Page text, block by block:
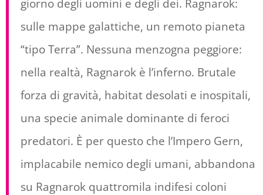
giorno degli uomini e degli dei. Ragnarok:
sulle mappe galattiche, un remoto pianeta
“tipo Terra”. Nessuna menzogna peggiore:
nella realtà, Ragnarok è l’inferno. Brutale
forza di gravità, habitat desolati e inospitali,
una specie animale dominante di feroci
predatori. È per questo che l’Impero Gern,
implacabile nemico degli umani, abbandona
su Ragnarok quattromila indifesi coloni